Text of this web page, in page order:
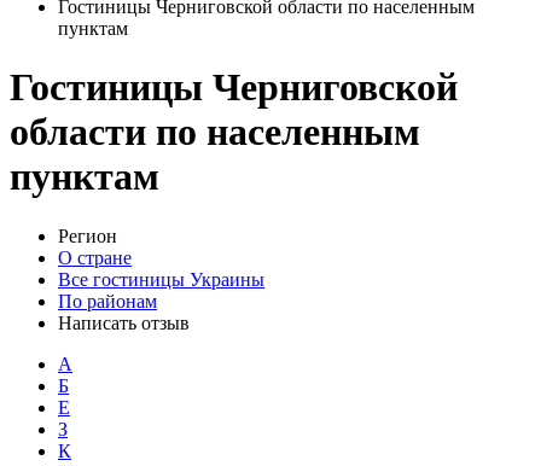
Гостиницы Черниговской области по населенным
пунктам
Гостиницы Черниговской
области по населенным
пунктам
Регион
О стране
Все гостиницы Украины
По районам
Написать отзыв
А
Б
Е
З
К